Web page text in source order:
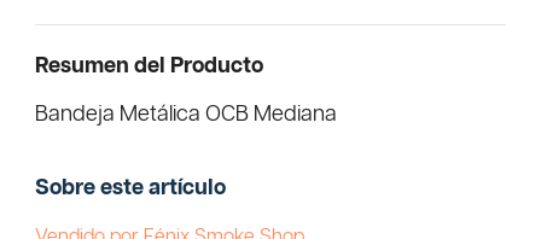
Resumen del Producto
Bandeja Metálica OCB Mediana
Sobre este artículo